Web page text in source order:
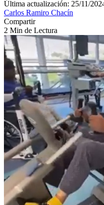
Última actualización: 25/11/
Carlos Ramiro Chacín
Compartir
2 Min de Lectura